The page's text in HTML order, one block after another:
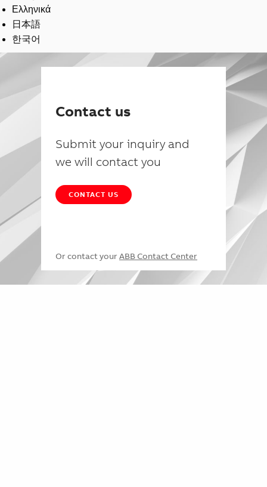
Ελληνικά
日本語
한국어
Contact us
Submit your inquiry and
we will contact you
CONTACT US
Or contact your ABB Contact Center